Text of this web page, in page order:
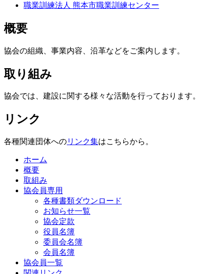
職業訓練法人 熊本市職業訓練センター
概要
協会の組織、事業内容、沿革などをご案内します。
取り組み
協会では、建設に関する様々な活動を行っております。
リンク
各種関連団体へのリンク集はこちらから。
ホーム
概要
取組み
協会員専用
各種書類ダウンロード
お知らせ一覧
協会定款
役員名簿
委員会名簿
会員名簿
協会員一覧